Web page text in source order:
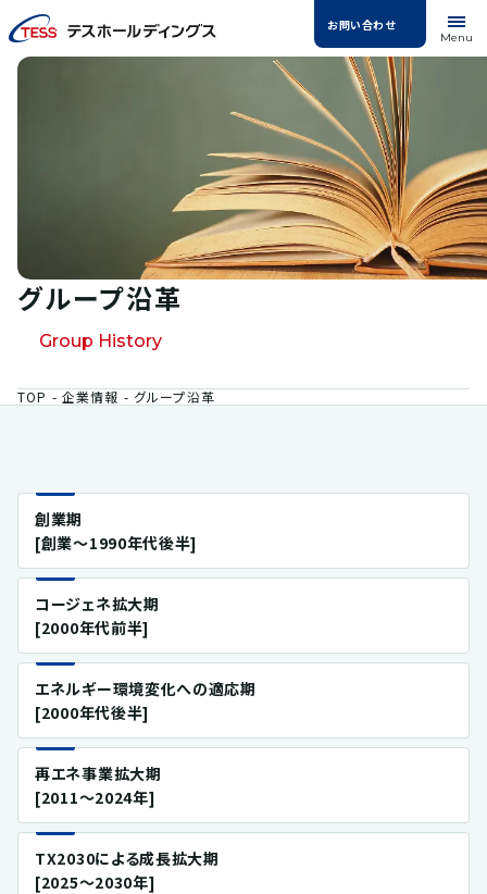
お問い合わせ
Menu
グループ沿革
Group History
TOP 企業情報 グループ沿革
創業期
[創業～1990年代後半]
コージェネ拡大期
[2000年代前半]
エネルギー環境変化への適応期
[2000年代後半]
再エネ事業拡大期
[2011～2024年]
TX2030による成長拡大期
[2025～2030年]